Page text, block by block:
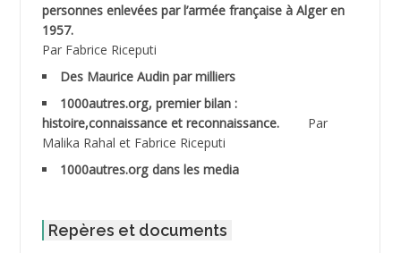
ABDESMED Mohamed ben Kaddour
ABDESSELAMI Kouider
ABDESSLEM Ahmed dit le Coiffeur
ABDOUDOU
ABID Mohamed
personnes enlevées par l’armée française à Alger en
1957.
Par Fabrice Riceputi
Des Maurice Audin par milliers
1000autres.org, premier bilan :
histoire,connaissance et reconnaissance.
Par
Malika Rahal et Fabrice Riceputi
1000autres.org dans les media
Repères et documents